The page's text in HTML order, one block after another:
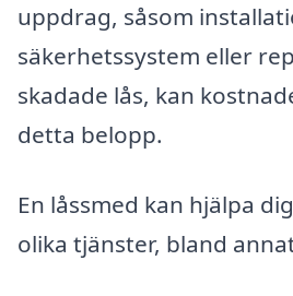
uppdrag, såsom
säkerhetssystem eller
skadade lås, kan
detta belopp.
En låssmed kan hjälpa
olika tjänster, bland